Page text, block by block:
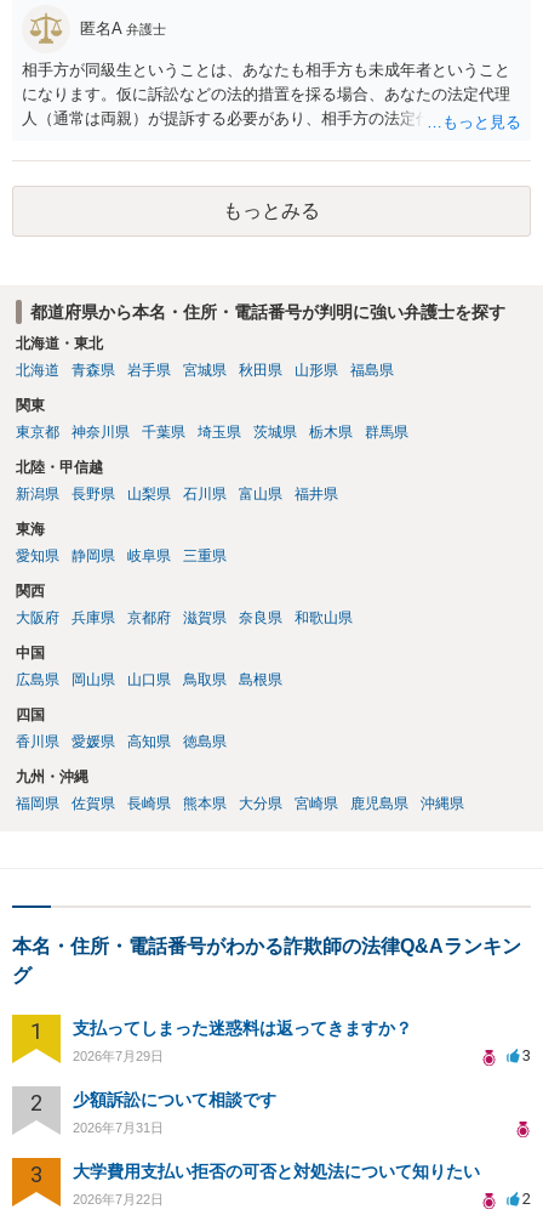
に伝えるのが良い対処法と思います。
匿名A 弁護士
相手方が同級生ということは、あなたも相手方も未成年者ということ
になります。仮に訴訟などの法的措置を採る場合、あなたの法定代理
人（通常は両親）が提訴する必要があり、相手方の法定代理人（通常
話し合いで解決した方がよい問題だと思います。
もっとみる
都道府県から本名・住所・電話番号が判明に強い弁護士を探す
北海道・東北
北海道
青森県 岩手県 宮城県 秋田県 山形県 福島県
関東
東京都
神奈川県 千葉県 埼玉県 茨城県 栃木県 群馬県
北陸・甲信越
新潟県
長野県 山梨県 石川県 富山県 福井県
東海
愛知県
静岡県 岐阜県 三重県
関西
大阪府
兵庫県 京都府 滋賀県 奈良県 和歌山県
中国
広島県
岡山県 山口県 鳥取県 島根県
四国
香川県
愛媛県 高知県 徳島県
九州・沖縄
福岡県
佐賀県 長崎県 熊本県 大分県 宮崎県 鹿児島県 沖縄県
本名・住所・電話番号がわかる詐欺師の法律Q&Aランキン
グ
1 支払ってしまった迷惑料は返ってきますか？
2026年7月29日 3
2 少額訴訟について相談です
2026年7月31日
3 大学費用支払い拒否の可否と対処法について知りたい
2026年7月22日 2